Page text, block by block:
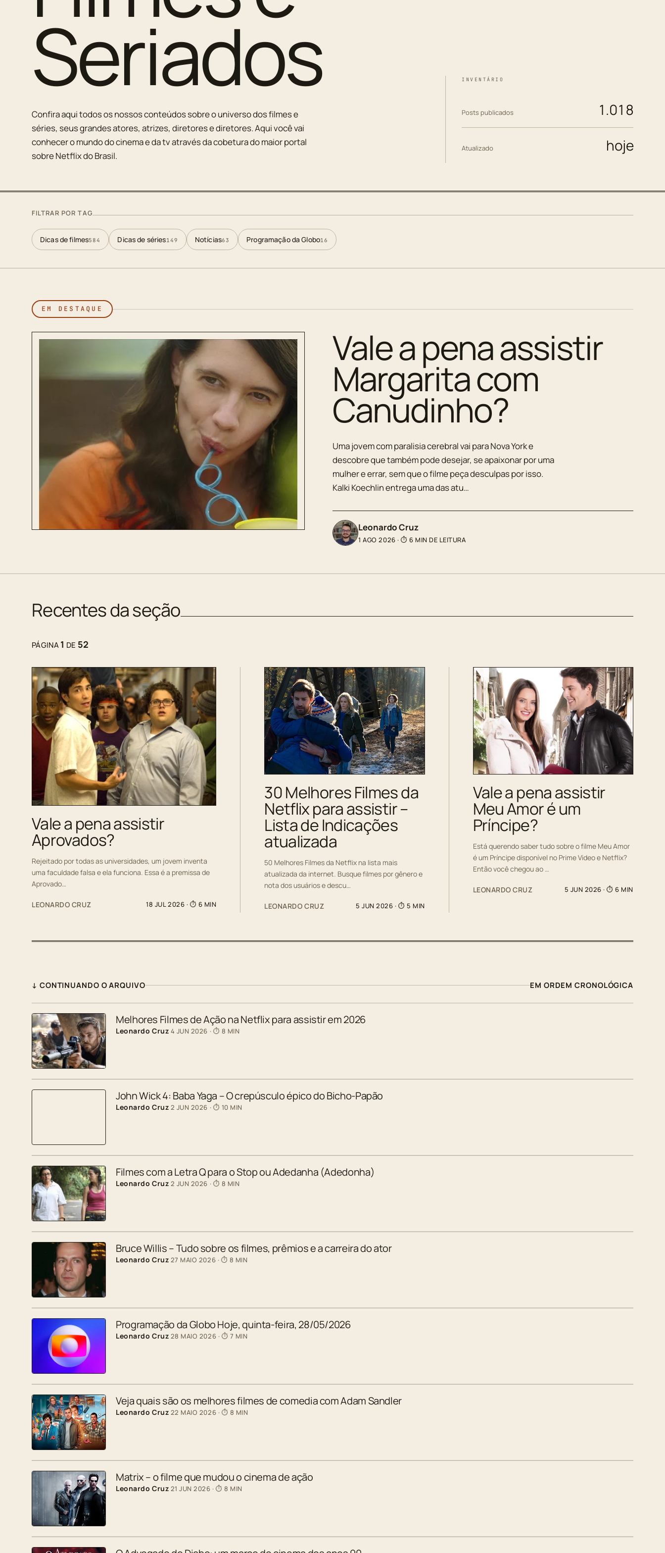
Seriados
Confira aqui todos os nossos conteúdos sobre o universo dos filmes e
séries, seus grandes atores, atrizes, diretores e diretores. Aqui você vai
conhecer o mundo do cinema e da tv através da cobetura do maior portal
sobre Netflix do Brasil.
INVENTÁRIO
Posts publicados 1.018
Atualizado hoje
FILTRAR POR TAG
Dicas de filmes584 Dicas de séries149 Notícias63 Programação da Globo16
EM DESTAQUE
Vale a pena assistir
Margarita com
Canudinho?
Uma jovem com paralisia cerebral vai para Nova York e
descobre que também pode desejar, se apaixonar por uma
mulher e errar, sem que o filme peça desculpas por isso.
Kalki Koechlin entrega uma das atu…
Leonardo Cruz
1 AGO 2026 ·⏱ 6 MIN DE LEITURA
Recentes da seção
PÁGINA1 DE 52
Vale a pena assistir
Aprovados?
Rejeitado por todas as universidades, um jovem inventa
uma faculdade falsa e ela funciona. Essa é a premissa de
Aprovado…
LEONARDO CRUZ 18 JUL 2026 · ⏱ 6 MIN
30 Melhores Filmes da
Netflix para assistir –
Lista de Indicações
atualizada
50 Melhores Filmes da Netflix na lista mais
atualizada da internet. Busque filmes por gênero e
nota dos usuários e descu…
LEONARDO CRUZ 5 JUN 2026 · ⏱ 5 MIN
Vale a pena assistir
Meu Amor é um
Príncipe?
Está querendo saber tudo sobre o filme Meu Amor
é um Príncipe disponível no Prime Video e Netflix?
Então você chegou ao …
LEONARDO CRUZ 5 JUN 2026 · ⏱ 6 MIN
↓ CONTINUANDO O ARQUIVO EM ORDEM CRONOLÓGICA
Melhores Filmes de Ação na Netflix para assistir em 2026
Leonardo Cruz 4 JUN 2026 · ⏱ 8 MIN
John Wick 4: Baba Yaga – O crepúsculo épico do Bicho-Papão
Leonardo Cruz 2 JUN 2026 · ⏱ 10 MIN
Filmes com a Letra Q para o Stop ou Adedanha (Adedonha)
Leonardo Cruz 2 JUN 2026 · ⏱ 8 MIN
Bruce Willis – Tudo sobre os filmes, prêmios e a carreira do ator
Leonardo Cruz 27 MAIO 2026 · ⏱ 8 MIN
Programação da Globo Hoje, quinta-feira, 28/05/2026
Leonardo Cruz 28 MAIO 2026 · ⏱ 7 MIN
Veja quais são os melhores filmes de comedia com Adam Sandler
Leonardo Cruz 22 MAIO 2026 · ⏱ 8 MIN
Matrix – o filme que mudou o cinema de ação
Leonardo Cruz 21 JUN 2026 · ⏱ 8 MIN